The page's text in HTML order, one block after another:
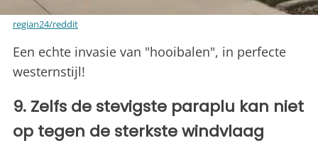
regian24/reddit
Een echte invasie van "hooibalen", in perfecte
westernstijl!
9. Zelfs de stevigste paraplu kan niet
op tegen de sterkste windvlaag